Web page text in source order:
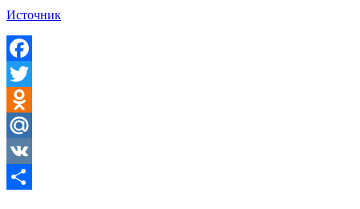
Источник
Facebook
Twitter
Odnoklassniki
Mail.Ru
VK